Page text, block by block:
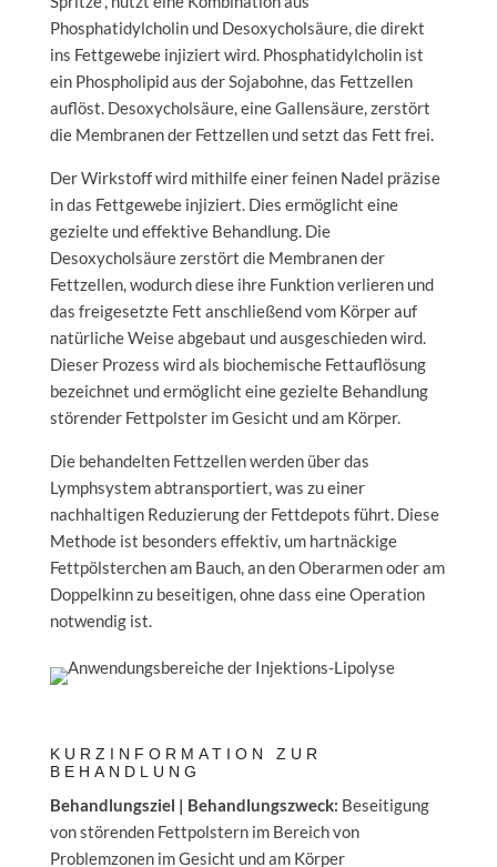
Phosphatidylcholin und Desoxycholsäure, die direkt
ins Fettgewebe injiziert wird. Phosphatidylcholin ist
ein Phospholipid aus der Sojabohne, das Fettzellen
auflöst. Desoxycholsäure, eine Gallensäure, zerstört
die Membranen der Fettzellen und setzt das Fett frei.
Der Wirkstoff wird mithilfe einer feinen Nadel präzise
in das Fettgewebe injiziert. Dies ermöglicht eine
gezielte und effektive Behandlung. Die
Desoxycholsäure zerstört die Membranen der
Fettzellen, wodurch diese ihre Funktion verlieren und
das freigesetzte Fett anschließend vom Körper auf
natürliche Weise abgebaut und ausgeschieden wird.
Dieser Prozess wird als biochemische Fettauflösung
bezeichnet und ermöglicht eine gezielte Behandlung
störender Fettpolster im Gesicht und am Körper.
Die behandelten Fettzellen werden über das
Lymphsystem abtransportiert, was zu einer
nachhaltigen Reduzierung der Fettdepots führt. Diese
Methode ist besonders effektiv, um hartnäckige
Fettpölsterchen am Bauch, an den Oberarmen oder am
Doppelkinn zu beseitigen, ohne dass eine Operation
notwendig ist.
KURZINFORMATION ZUR
BEHANDLUNG
Behandlungsziel | Behandlungszweck: Beseitigung
von störenden Fettpolstern im Bereich von
Problemzonen im Gesicht und am Körper